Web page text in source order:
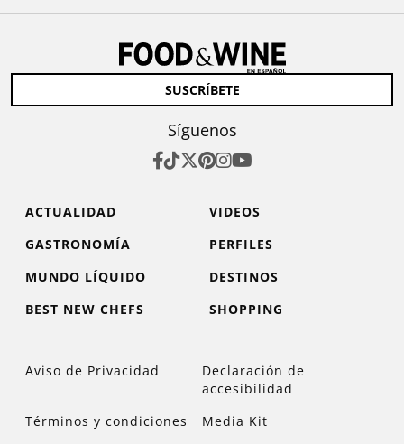
SUSCRÍBETE
Síguenos
ACTUALIDAD
VIDEOS
GASTRONOMÍA
PERFILES
MUNDO LÍQUIDO
DESTINOS
BEST NEW CHEFS
SHOPPING
Aviso de Privacidad
Declaración de
accesibilidad
Términos y condiciones
Media Kit